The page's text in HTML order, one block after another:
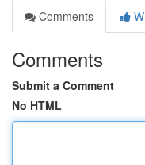
Comments
Comments
Submit a Comment
No HTML